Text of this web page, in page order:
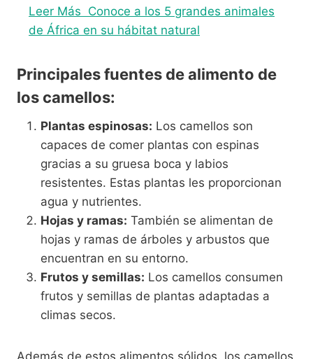
Leer Más Conoce a los 5 grandes animales
de África en su hábitat natural
Principales fuentes de alimento de
los camellos:
Plantas espinosas: Los camellos son
capaces de comer plantas con espinas
gracias a su gruesa boca y labios
resistentes. Estas plantas les proporcionan
agua y nutrientes.
Hojas y ramas: También se alimentan de
hojas y ramas de árboles y arbustos que
encuentran en su entorno.
Frutos y semillas: Los camellos consumen
frutos y semillas de plantas adaptadas a
climas secos.
Además de estos alimentos sólidos, los camellos